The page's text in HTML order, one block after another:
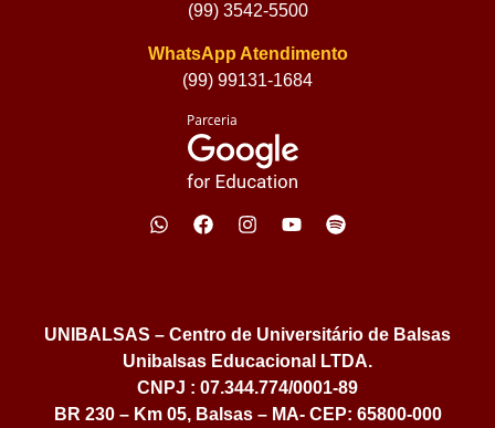
(99) 3542-5500
WhatsApp Atendimento
(99) 99131-1684
UNIBALSAS – Centro de Universitário de Balsas
Unibalsas Educacional LTDA.
CNPJ : 07.344.774/0001-89
BR 230 – Km 05, Balsas – MA- CEP: 65800-000